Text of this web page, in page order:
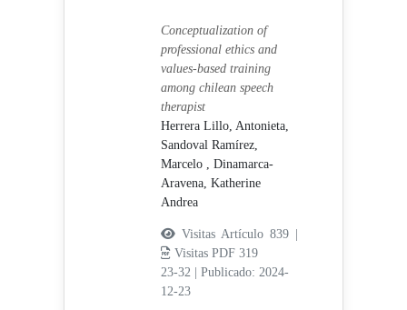
Conceptualization of
professional ethics and
values-based training
among chilean speech
therapist
Herrera Lillo, Antonieta,
Sandoval Ramírez,
Marcelo , Dinamarca-
Aravena, Katherine
Andrea
Visitas Artículo 839 |
Visitas PDF 319
23-32
Publicado: 2024-
12-23